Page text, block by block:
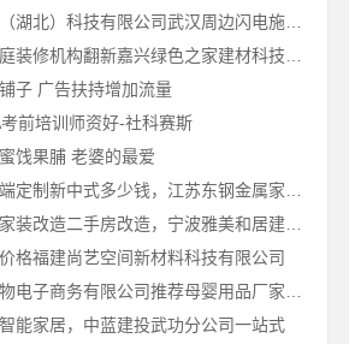
本地快装（湖北）科技有限公司武汉周边闪电施工装修
子 广告扶持增加流量
前培训师资好-社科赛斯
饯果脯 老婆的最爱
匠心施工家装改造二手房改造，宁波雅美和居建材科技有限公司
格福建尚艺空间新材料科技有限公司
能家居，中蓝建投武功分公司一站式